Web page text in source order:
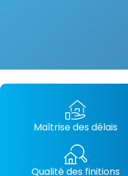
Maîtrise des délais
Qualité des finitions